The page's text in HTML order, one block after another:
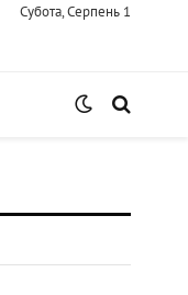
Субота, Серпень 1